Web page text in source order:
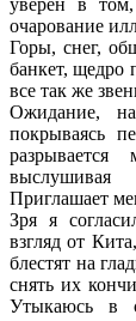
очарование
Горы, снег,
банкет, щедро
все так же
Ожидание,
покрываясь
выслушивая
Приглашает
Зря я
взгляд от
блестят на
снять их
Утыкаюсь в